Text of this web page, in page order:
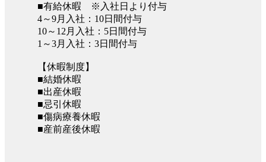
■有給休暇 ※入社日より付与
4～9月入社：10日間付与
10～12月入社：5日間付与
1～3月入社：3日間付与
【休暇制度】
■結婚休暇
■出産休暇
■忌引休暇
■傷病療養休暇
■産前産後休暇